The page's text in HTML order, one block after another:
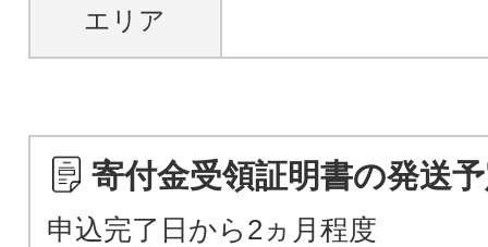
エリア
寄付金受領証明書の発送
申込完了日から2ヵ月程度